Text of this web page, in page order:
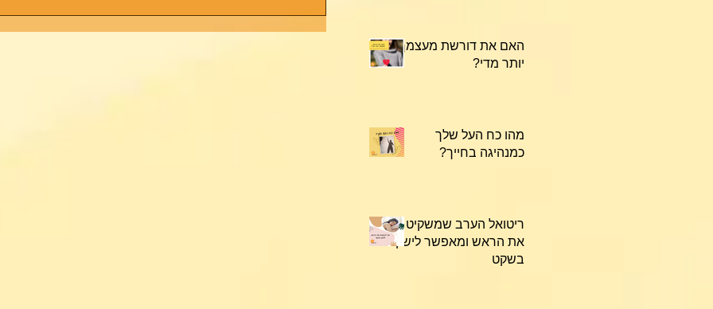
האם את דורשת מעצמך
יותר מדי?
מהו כח העל שלך
כמנהיגה בחייך?
ריטואל הערב שמשקיט
את הראש ומאפשר לישון
בשקט